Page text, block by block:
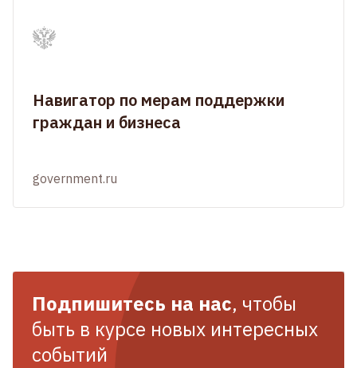
Навигатор по мерам поддержки
граждан и бизнеса
government.ru
Подпишитесь на нас, чтобы
быть в курсе новых интересных
событий